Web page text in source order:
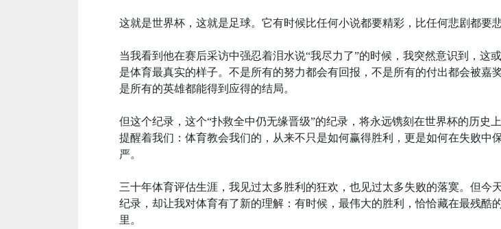
这就是世界杯，这就是足球。它有时候比任何小说都要精彩，比任何悲剧都要悲
当我看到他在赛后采访中强忍着泪水说“我尽力了”的时候，我突然意识到，这
是体育最真实的样子。不是所有的努力都会有回报，不是所有的付出都会被嘉
是所有的英雄都能得到应得的结局。
但这个纪录，这个“扑救全中仍无缘晋级”的纪录，将永远镌刻在世界杯的历史
提醒着我们：体育教会我们的，从来不只是如何赢得胜利，更是如何在失败中
严。
三十年体育评估生涯，我见过太多胜利的狂欢，也见过太多失败的落寞。但今
纪录，却让我对体育有了新的理解：有时候，最伟大的胜利，恰恰藏在最残酷
里。